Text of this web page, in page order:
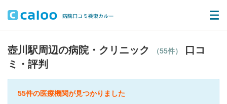
壺川駅周辺の病院・クリニック （55件）
口コ
ミ・評判
55件の医療機関が見つかりました